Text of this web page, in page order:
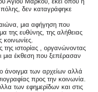
δεν καταγράφηκε
μια αφήγηση που
της ευθύνης, της αλήθειας
κοινωνίες.
ιστορίας , οργανώνοντας
μια έκθεση που ξεπέρασαν
άνοιγμα των αρχείων αλλά
προς την κοινωνία.
των εφημερίδων και στις